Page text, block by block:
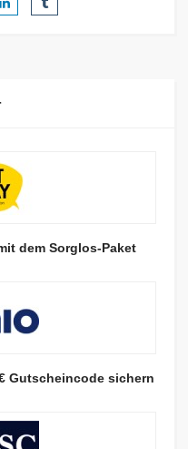
dem Sorglos-Paket
Gutscheincode sichern